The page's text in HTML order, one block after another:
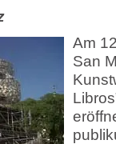
Am
San